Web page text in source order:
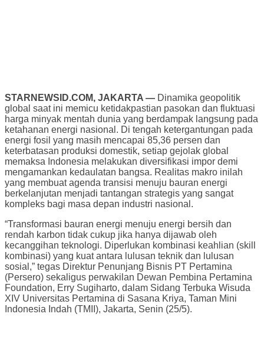
STARNEWSID.COM, JAKARTA — Dinamika geopolitik
global saat ini memicu ketidakpastian pasokan dan fluktuasi
harga minyak mentah dunia yang berdampak langsung pada
ketahanan energi nasional. Di tengah ketergantungan pada
energi fosil yang masih mencapai 85,36 persen dan
keterbatasan produksi domestik, setiap gejolak global
memaksa Indonesia melakukan diversifikasi impor demi
mengamankan kedaulatan bangsa. Realitas makro inilah
yang membuat agenda transisi menuju bauran energi
berkelanjutan menjadi tantangan strategis yang sangat
kompleks bagi masa depan industri nasional.
“Transformasi bauran energi menuju energi bersih dan
rendah karbon tidak cukup jika hanya dijawab oleh
kecanggihan teknologi. Diperlukan kombinasi keahlian (skill
kombinasi) yang kuat antara lulusan teknik dan lulusan
sosial,” tegas Direktur Penunjang Bisnis PT Pertamina
(Persero) sekaligus perwakilan Dewan Pembina Pertamina
Foundation, Erry Sugiharto, dalam Sidang Terbuka Wisuda
XIV Universitas Pertamina di Sasana Kriya, Taman Mini
Indonesia Indah (TMII), Jakarta, Senin (25/5).